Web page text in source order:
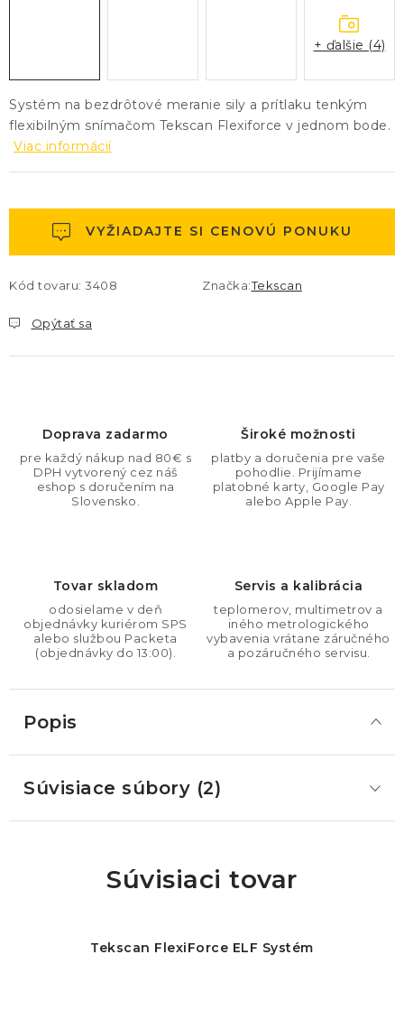
Systém na bezdrôtové meranie sily a prítlaku tenkým
flexibilným snímačom Tekscan Flexiforce v jednom bode.
Viac informácií
VYŽIADAJTE SI CENOVÚ PONUKU
Kód tovaru: 3408 Značka:Tekscan
Opýtať sa
+ ďalšie (4)
Doprava zadarmo
pre každý nákup nad 80€ s
DPH vytvorený cez náš
eshop s doručením na
Slovensko.
Široké možnosti
platby a doručenia pre vaše
pohodlie. Prijímame
platobné karty, Google Pay
alebo Apple Pay.
Tovar skladom
odosielame v deň
objednávky kuriérom SPS
alebo službou Packeta
(objednávky do 13:00).
Servis a kalibrácia
teplomerov, multimetrov a
iného metrologického
vybavenia vrátane záručného
a pozáručného servisu.
Popis
Súvisiace súbory (2)
Súvisiaci tovar
Tekscan FlexiForce ELF Systém